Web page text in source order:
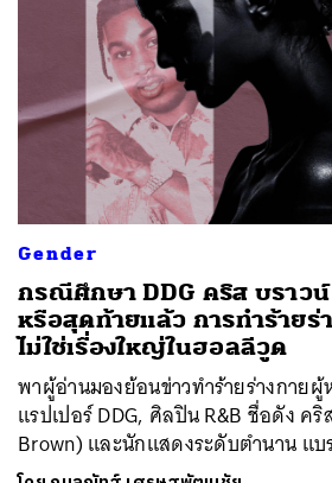
Gender
กรณีศึกษา DDG คริส บราว
หรือสุดท้ายแล้ว การทำร้าย
ไม่ใช่เรื่องใหญ่ในฮอลลีวูด
พาผู้อ่านมองย้อนข่าวทำร้ายร่างกาย
แรปเปอร์ DDG, ศิลปิน R&B ชื่อดัง ค
Brown) และนักแสดงระดับตำนาน แ